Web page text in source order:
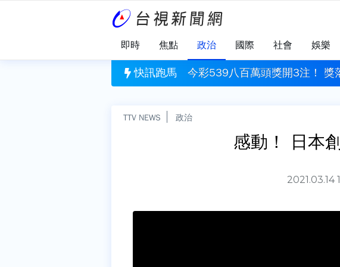
即時 焦點 政治 國際 社會 娛樂
快訊跑馬
頭獎開3注！ 獎落這2縣市 首例！緯創股利2度延後發放
TTV NEWS 政治
感動！ 日本
2021.03.14